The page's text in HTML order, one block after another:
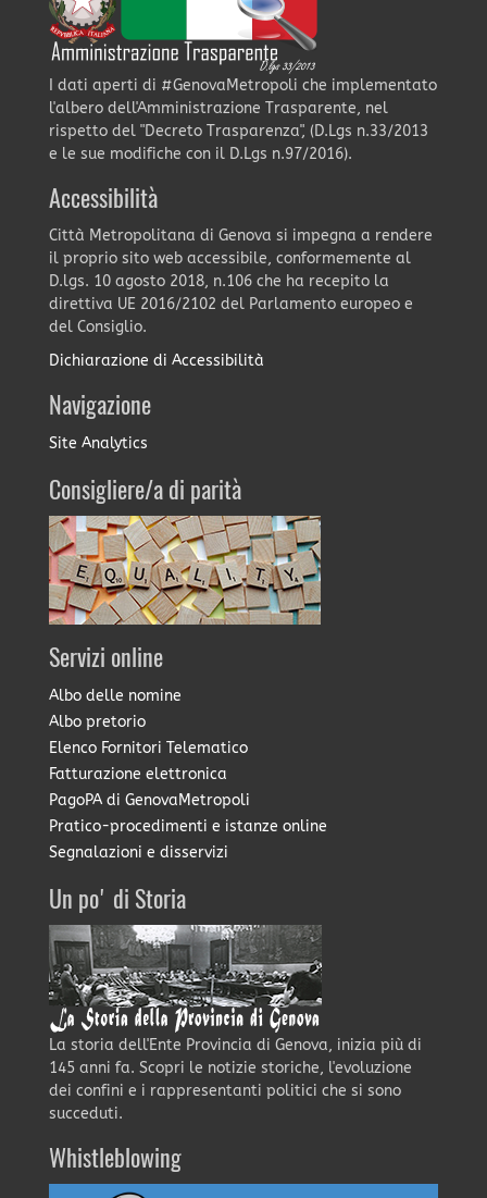
I dati aperti di #GenovaMetropoli che implementato
l'albero dell'Amministrazione Trasparente, nel
rispetto del "Decreto Trasparenza", (D.Lgs n.33/2013
e le sue modifiche con il D.Lgs n.97/2016).
Accessibilità
Città Metropolitana di Genova si impegna a rendere
il proprio sito web accessibile, conformemente al
D.lgs. 10 agosto 2018, n.106 che ha recepito la
direttiva UE 2016/2102 del Parlamento europeo e
del Consiglio.
Dichiarazione di Accessibilità
Navigazione
Site Analytics
Consigliere/a di parità
Servizi online
Albo delle nomine
Albo pretorio
Elenco Fornitori Telematico
Fatturazione elettronica
PagoPA di GenovaMetropoli
Pratico-procedimenti e istanze online
Segnalazioni e disservizi
Un po' di Storia
La storia dell'Ente Provincia di Genova, inizia più di
145 anni fa. Scopri le notizie storiche, l'evoluzione
dei confini e i rappresentanti politici che si sono
succeduti.
Whistleblowing